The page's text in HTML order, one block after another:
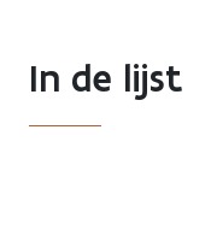
In de lijst